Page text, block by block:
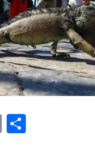
EmailCompartir